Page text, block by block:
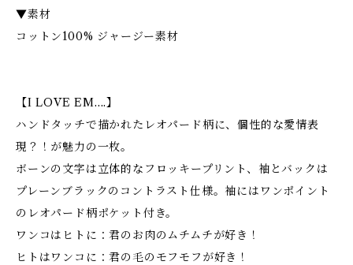
▼素材
コットン100% ジャージー素材
【I LOVE EM....】
ハンドタッチで描かれたレオパード柄に、個性的な愛情表
現？！が魅力の一枚。
ボーンの文字は立体的なフロッキープリント、袖とバックは
プレーンブラックのコントラスト仕様。袖にはワンポイント
のレオパード柄ポケット付き。
ワンコはヒトに：君のお肉のムチムチが好き！
ヒトはワンコに：君の毛のモフモフが好き！